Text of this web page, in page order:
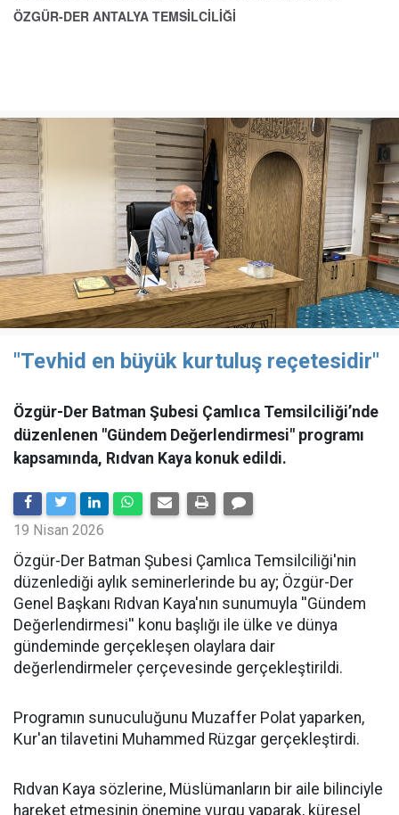
ÖZGÜR-DER ANTALYA TEMSİLCİLİĞİ
"Tevhid en büyük kurtuluş reçetesidir"
Özgür-Der Batman Şubesi Çamlıca Temsilciliği’nde
düzenlenen "Gündem Değerlendirmesi" programı
kapsamında, Rıdvan Kaya konuk edildi.
19 Nisan 2026
​Özgür-Der Batman Şubesi Çamlıca Temsilciliği'nin
düzenlediği aylık seminerlerinde bu ay; Özgür-Der
Genel Başkanı Rıdvan Kaya'nın sunumuyla ''Gündem
Değerlendirmesi'' konu başlığı ile ülke ve dünya
gündeminde gerçekleşen olaylara dair
değerlendirmeler çerçevesinde gerçekleştirildi.
Programın sunuculuğunu Muzaffer Polat yaparken,
Kur'an tilavetini Muhammed Rüzgar gerçekleştirdi.
Rıdvan Kaya sözlerine, Müslümanların bir aile bilinciyle
hareket etmesinin önemine vurgu yaparak, küresel